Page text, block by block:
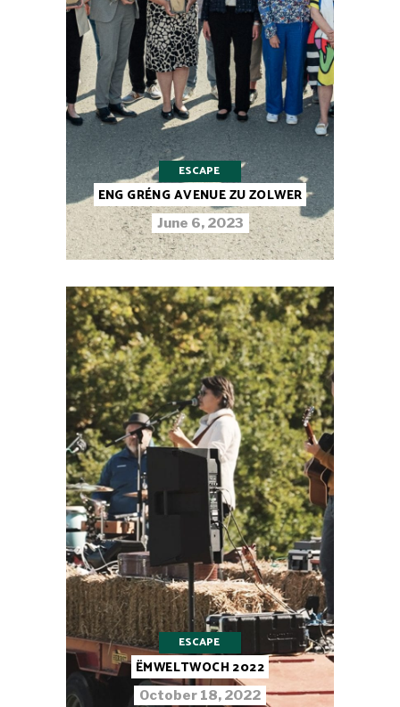
ESCAPE
ENG GRÉNG AVENUE ZU ZOLWER
June 6, 2023
ESCAPE
ËMWELTWOCH 2022
October 18, 2022